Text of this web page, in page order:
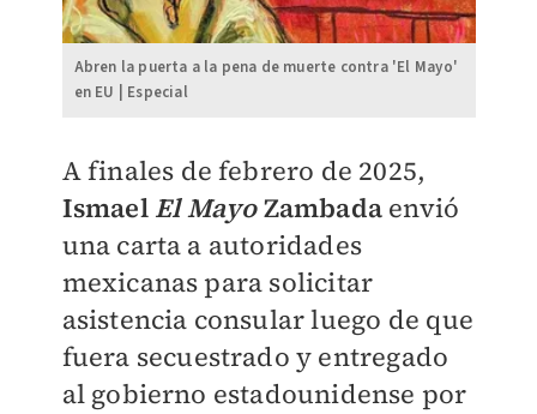
Abren la puerta a la pena de muerte contra 'El Mayo'
en EU | Especial
A finales de febrero de 2025,
Ismael El MayoZambadaenvió
una carta a autoridades
mexicanas para solicitar
asistencia consular luego de que
fuera secuestrado y entregado
al gobierno estadounidense por